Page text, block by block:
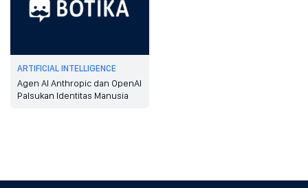
ARTIFICIAL INTELLIGENCE
Agen AI Anthropic dan OpenAI
Palsukan Identitas Manusia